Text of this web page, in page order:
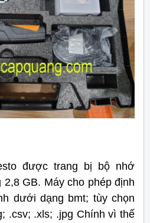
được trang bị bộ nhớ
GB. Máy cho phép định
dưới dạng bmt; tùy chọn
.csv; .xls; .jpg Chính vì thế